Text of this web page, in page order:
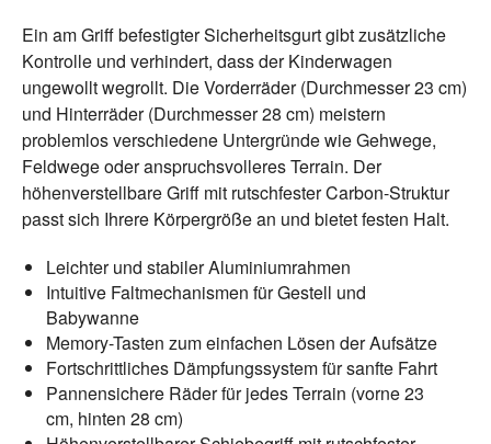
Ein am Griff befestigter Sicherheitsgurt gibt zusätzliche
Kontrolle und verhindert, dass der Kinderwagen
ungewollt wegrollt. Die Vorderräder (Durchmesser 23 cm)
und Hinterräder (Durchmesser 28 cm) meistern
problemlos verschiedene Untergründe wie Gehwege,
Feldwege oder anspruchsvolleres Terrain. Der
höhenverstellbare Griff mit rutschfester Carbon-Struktur
passt sich Ihrere Körpergröße an und bietet festen Halt.
Leichter und stabiler Aluminiumrahmen
Intuitive Faltmechanismen für Gestell und
Babywanne
Memory-Tasten zum einfachen Lösen der Aufsätze
Fortschrittliches Dämpfungssystem für sanfte Fahrt
Pannensichere Räder für jedes Terrain (vorne 23
cm, hinten 28 cm)